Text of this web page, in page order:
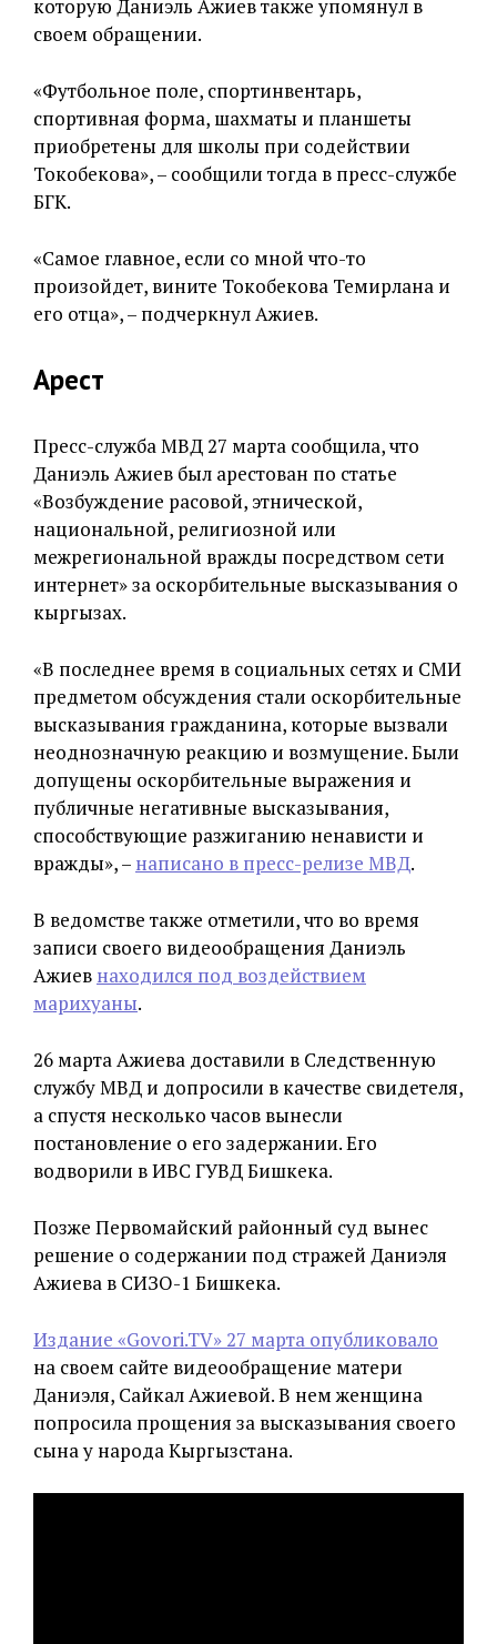
которую Даниэль Ажиев также упомянул в
своем обращении.
«Футбольное поле, спортинвентарь,
спортивная форма, шахматы и планшеты
приобретены для школы при содействии
Токобекова», – сообщили тогда в пресс-службе
БГК.
«Самое главное, если со мной что-то
произойдет, вините Токобекова Темирлана и
его отца», – подчеркнул Ажиев.
Арест
Пресс-служба МВД 27 марта сообщила, что
Даниэль Ажиев был арестован по статье
«Возбуждение расовой, этнической,
национальной, религиозной или
межрегиональной вражды посредством сети
интернет» за оскорбительные высказывания о
кыргызах.
«В последнее время в социальных сетях и СМИ
предметом обсуждения стали оскорбительные
высказывания гражданина, которые вызвали
неоднозначную реакцию и возмущение. Были
допущены оскорбительные выражения и
публичные негативные высказывания,
способствующие разжиганию ненависти и
вражды», – написано в пресс-релизе МВД.
В ведомстве также отметили, что во время
записи своего видеообращения Даниэль
Ажиев находился под воздействием
марихуаны.
26 марта Ажиева доставили в Следственную
службу МВД и допросили в качестве свидетеля,
а спустя несколько часов вынесли
постановление о его задержании. Его
водворили в ИВС ГУВД Бишкека.
Позже Первомайский районный суд вынес
решение о содержании под стражей Даниэля
Ажиева в СИЗО-1 Бишкека.
Издание «Govori.TV» 27 марта опубликовало
на своем сайте видеообращение матери
Даниэля, Сайкал Ажиевой. В нем женщина
попросила прощения за высказывания своего
сына у народа Кыргызстана.